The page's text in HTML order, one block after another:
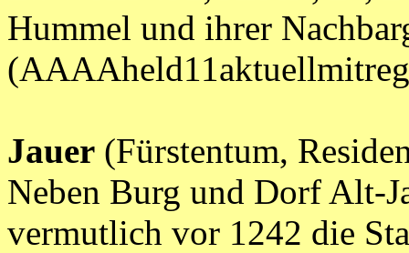
Hummel und ihrer
Jauer (Fürstentum,
Neben Burg und Dorf Alt-
vermutlich vor 1242 die